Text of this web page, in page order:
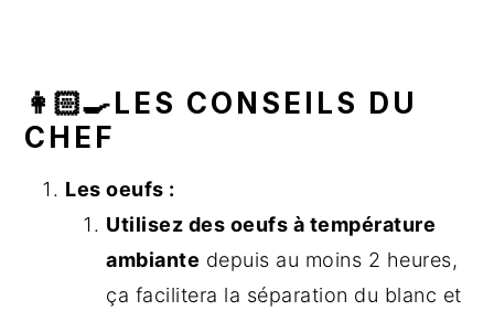
👩🏻‍🍳LES CONSEILS DU
CHEF
Les oeufs :
Utilisez des oeufs à température
ambiante depuis au moins 2 heures,
ça facilitera la séparation du blanc et